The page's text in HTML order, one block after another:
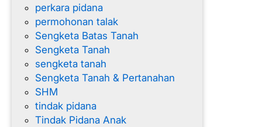
perkara pidana
permohonan talak
Sengketa Batas Tanah
Sengketa Tanah
sengketa tanah
Sengketa Tanah & Pertanahan
SHM
tindak pidana
Tindak Pidana Anak